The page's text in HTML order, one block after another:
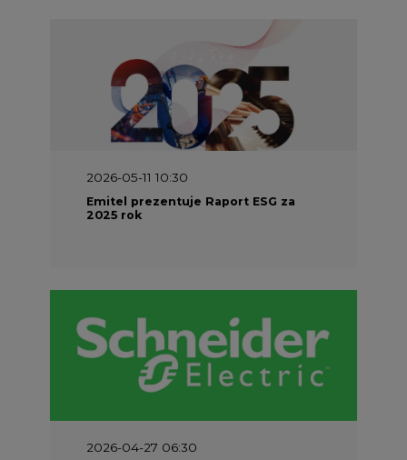
2026-05-11 10:30
Emitel prezentuje Raport ESG za
2025 rok
2026-04-27 06:30